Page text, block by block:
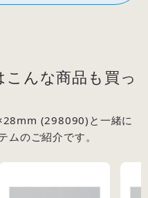
んな商品も買っ
(298090)と一緒に
ムのご紹介です。